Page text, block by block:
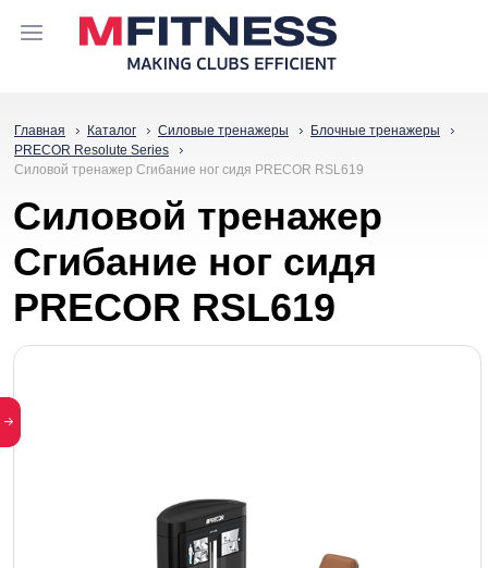
Главная Каталог Силовые тренажеры
Блочные тренажеры
PRECOR Resolute Series
Силовой тренажер Сгибание ног сидя PRECOR RSL619
Силовой тренажер
Сгибание ног сидя
PRECOR RSL619